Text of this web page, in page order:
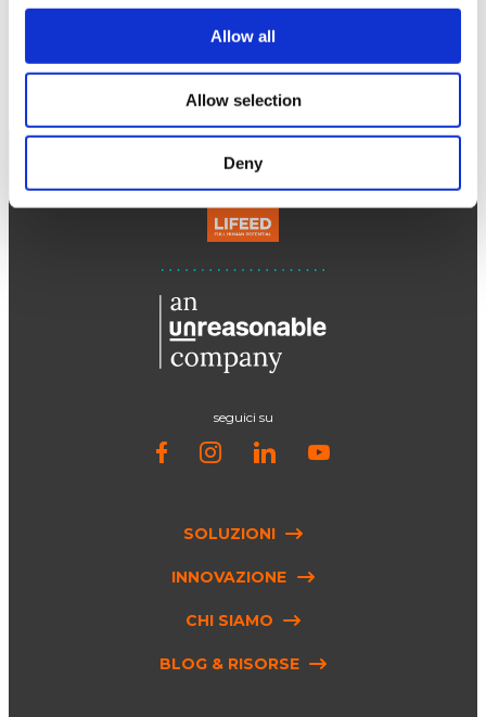
Allow all
Allow selection
Deny
Articolo
precedente
Articolo
seguici su
SOLUZIONI
INNOVAZIONE
CHI SIAMO
BLOG & RISORSE